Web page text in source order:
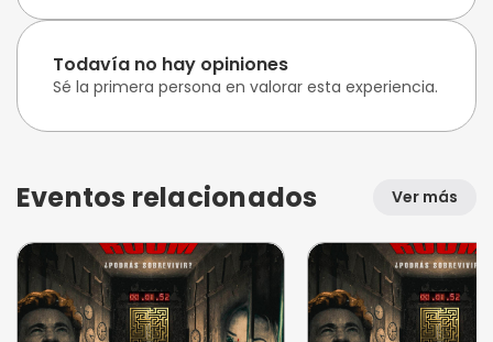
Todavía no hay opiniones
Sé la primera persona en valorar esta experiencia.
Eventos relacionados Ver más